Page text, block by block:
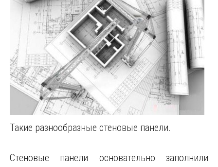
Такие разнообразные стеновые панели.
Стеновые панели основательно заполнили